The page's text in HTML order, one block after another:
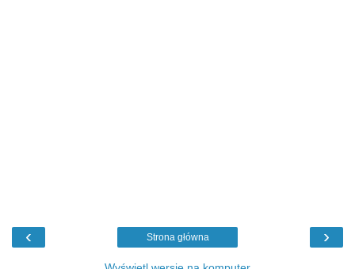
‹ ›
Strona główna